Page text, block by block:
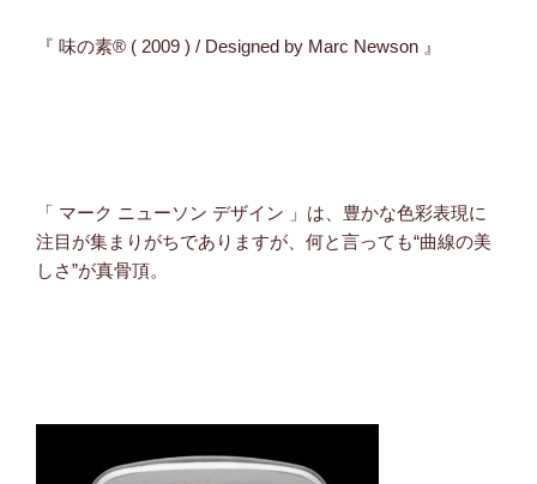
『 味の素®️ ( 2009 ) / Designed by Marc Newson 』
「 マーク ニューソン デザイン 」は、豊かな色彩表現に
注目が集まりがちでありますが、何と言っても“曲線の美
しさ”が真骨頂。